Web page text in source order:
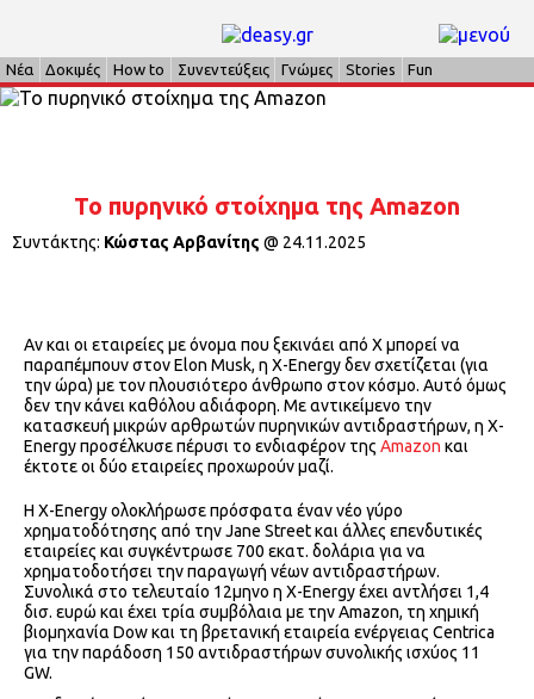
Νέα Δοκιμές How to Συνεντεύξεις Γνώμες Stories Fun
Το πυρηνικό στοίχημα της Amazon
Συντάκτης: Κώστας Αρβανίτης @ 24.11.2025
Αν και οι εταιρείες με όνομα που ξεκινάει από Χ μπορεί να
παραπέμπουν στον Elon Musk, η X-Energy δεν σχετίζεται (για
την ώρα) με τον πλουσιότερο άνθρωπο στον κόσμο. Αυτό όμως
δεν την κάνει καθόλου αδιάφορη. Με αντικείμενο την
κατασκευή μικρών αρθρωτών πυρηνικών αντιδραστήρων, η X-
Energy προσέλκυσε πέρυσι το ενδιαφέρον της Amazon και
έκτοτε οι δύο εταιρείες προχωρούν μαζί.
Η X-Energy ολοκλήρωσε πρόσφατα έναν νέο γύρο
χρηματοδότησης από την Jane Street και άλλες επενδυτικές
εταιρείες και συγκέντρωσε 700 εκατ. δολάρια για να
χρηματοδοτήσει την παραγωγή νέων αντιδραστήρων.
Συνολικά στο τελευταίο 12μηνο η X-Energy έχει αντλήσει 1,4
δισ. ευρώ και έχει τρία συμβόλαια με την Amazon, τη χημική
βιομηχανία Dow και τη βρετανική εταιρεία ενέργειας Centrica
για την παράδοση 150 αντιδραστήρων συνολικής ισχύος 11
GW.